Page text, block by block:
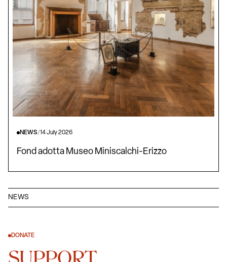
NEWS
NEWS/14 July 2026
Fond adotta Museo Miniscalchi-Erizzo
DONATE